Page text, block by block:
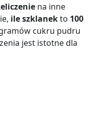
na inne
ile szklanekto 100
cukru pudru
jest istotne dla